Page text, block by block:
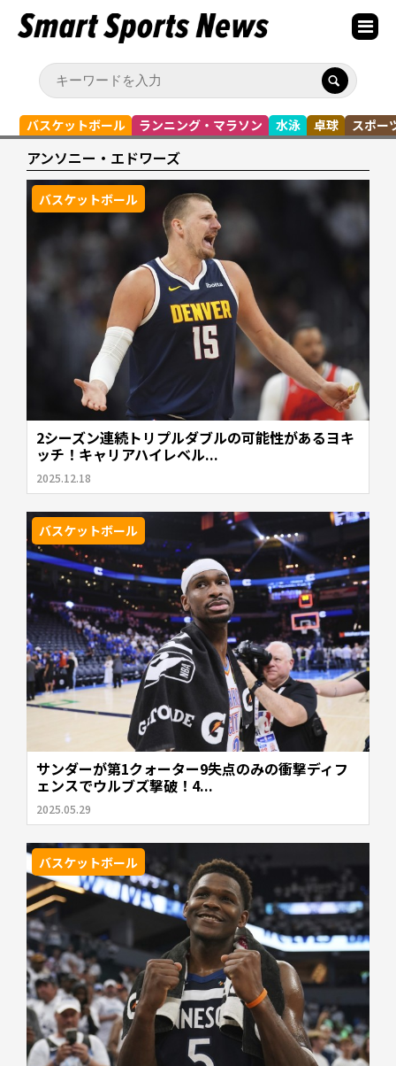
バスケットボール ランニング・マラソン 水泳 卓球 スポー
アンソニー・エドワーズ
バスケットボール
2シーズン連続トリプルダブルの可能性があるヨキ
ッチ！キャリアハイレベル...
2025.12.18
バスケットボール
サンダーが第1クォーター9失点のみの衝撃ディフ
ェンスでウルブズ撃破！4...
2025.05.29
バスケットボール